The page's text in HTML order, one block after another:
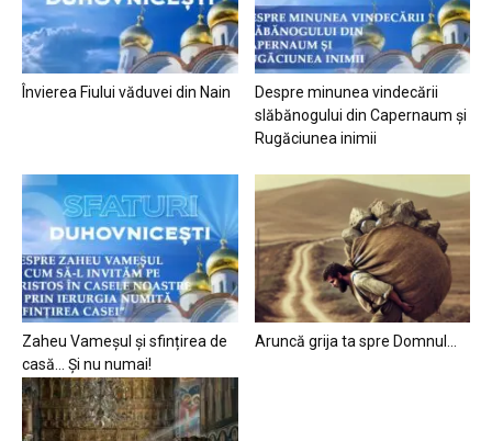
Învierea Fiului văduvei din Nain
Despre minunea vindecării
slăbănogului din Capernaum și
Rugăciunea inimii
Zaheu Vameșul și sfințirea de
casă… Și nu numai!
Aruncă grija ta spre Domnul…